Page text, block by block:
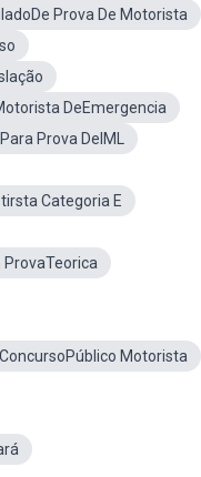
Prova De Motorista
DeEmergencia
Prova DeIML
Categoria E
ConcursoPúblico Motorista